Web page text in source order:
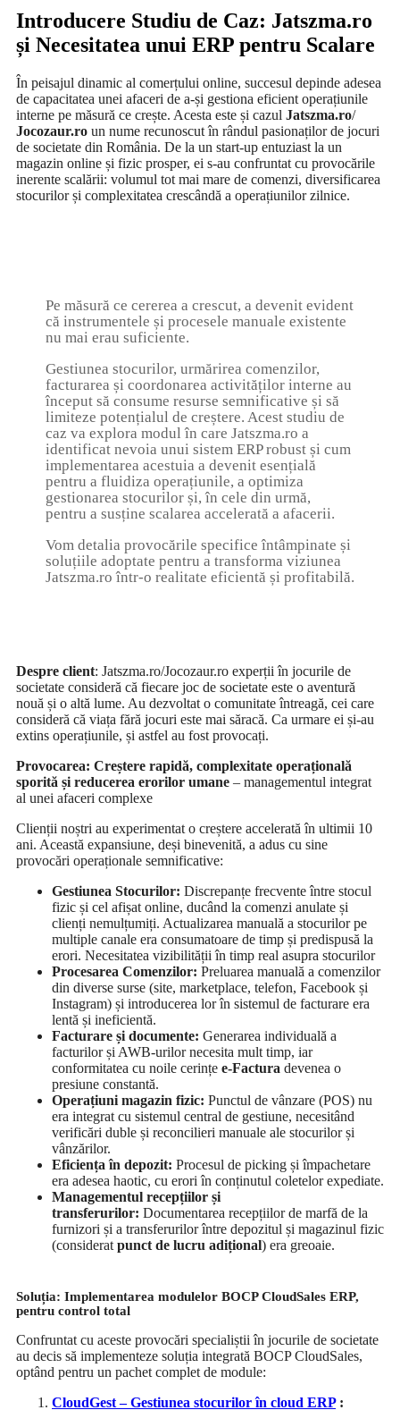
Introducere Studiu de Caz: Jatszma.ro
și Necesitatea unui ERP pentru Scalare
În peisajul dinamic al comerțului online, succesul depinde adesea
de capacitatea unei afaceri de a-și gestiona eficient operațiunile
interne pe măsură ce crește. Acesta este și cazul Jatszma.ro/
Jocozaur.ro un nume recunoscut în rândul pasionaților de jocuri
de societate din România. De la un start-up entuziast la un
magazin online și fizic prosper, ei s-au confruntat cu provocările
inerente scalării: volumul tot mai mare de comenzi, diversificarea
stocurilor și complexitatea crescândă a operațiunilor zilnice.
Pe măsură ce cererea a crescut, a devenit evident
că instrumentele și procesele manuale existente
nu mai erau suficiente.
Gestiunea stocurilor, urmărirea comenzilor,
facturarea și coordonarea activităților interne au
început să consume resurse semnificative și să
limiteze potențialul de creștere. Acest studiu de
caz va explora modul în care Jatszma.ro a
identificat nevoia unui sistem ERP robust și cum
implementarea acestuia a devenit esențială
pentru a fluidiza operațiunile, a optimiza
gestionarea stocurilor și, în cele din urmă,
pentru a susține scalarea accelerată a afacerii.
Vom detalia provocările specifice întâmpinate și
soluțiile adoptate pentru a transforma viziunea
Jatszma.ro într-o realitate eficientă și profitabilă.
Despre client: Jatszma.ro/Jocozaur.ro experții în jocurile de
societate consideră că fiecare joc de societate este o aventură
nouă și o altă lume. Au dezvoltat o comunitate întreagă, cei care
consideră că viața fără jocuri este mai săracă. Ca urmare ei și-au
extins operațiunile, și astfel au fost provocați.
Provocarea: Creștere rapidă, complexitate operațională
sporită și reducerea erorilor umane – managementul integrat
al unei afaceri complexe
Clienții noștri au experimentat o creștere accelerată în ultimii 10
ani. Această expansiune, deși binevenită, a adus cu sine
provocări operaționale semnificative:
Gestiunea Stocurilor: Discrepanțe frecvente între stocul
fizic și cel afișat online, ducând la comenzi anulate și
clienți nemulțumiți. Actualizarea manuală a stocurilor pe
multiple canale era consumatoare de timp și predispusă la
erori. Necesitatea vizibilității în timp real asupra stocurilor
Procesarea Comenzilor: Preluarea manuală a comenzilor
din diverse surse (site, marketplace, telefon, Facebook și
Instagram) și introducerea lor în sistemul de facturare era
lentă și ineficientă.
Facturare și documente: Generarea individuală a
facturilor și AWB-urilor necesita mult timp, iar
conformitatea cu noile cerințe e-Factura devenea o
presiune constantă.
Operațiuni magazin fizic: Punctul de vânzare (POS) nu
era integrat cu sistemul central de gestiune, necesitând
verificări duble și reconcilieri manuale ale stocurilor și
vânzărilor.
Eficiența în depozit: Procesul de picking și împachetare
era adesea haotic, cu erori în conținutul coletelor expediate.
Managementul recepțiilor și
transferurilor: Documentarea recepțiilor de marfă de la
furnizori și a transferurilor între depozitul și magazinul fizic
(considerat punct de lucru adițional) era greoaie.
Soluția: Implementarea modulelor BOCP CloudSales ERP,
pentru control total
Confruntat cu aceste provocări specialiștii în jocurile de societate
au decis să implementeze soluția integrată BOCP CloudSales,
optând pentru un pachet complet de module:
CloudGest – Gestiunea stocurilor în cloud ERP: